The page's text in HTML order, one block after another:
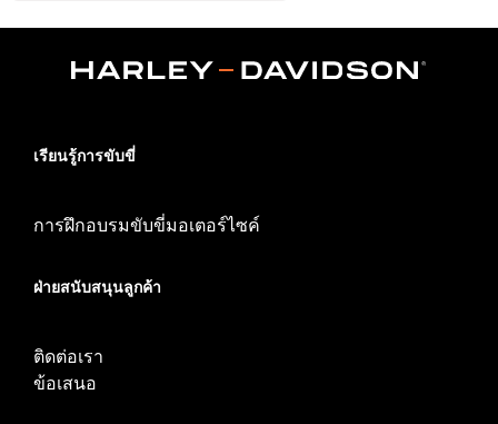
เรียนรู้การขับขี่
การฝึกอบรมขับขี่มอเตอร์ไซค์
ฝ่ายสนับสนุนลูกค้า
ติดต่อเรา
ข้อเสนอ